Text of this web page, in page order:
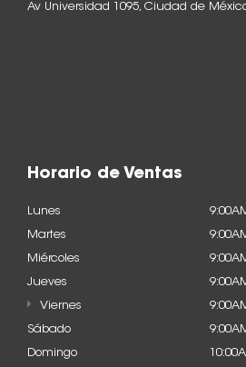
Av Universidad 1095, Ciudad de
Horario de Ventas
Lunes
Martes
Miércoles
Jueves
Viernes
Sábado
Domingo